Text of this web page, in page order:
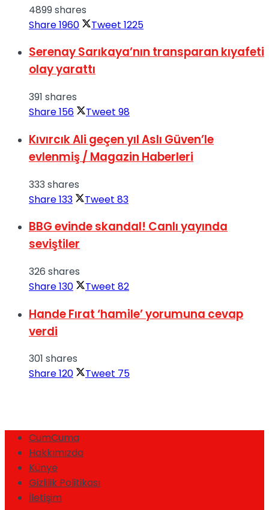
4899 shares
Share1960 Tweet 1225
Serenay Sarıkaya’nın transparan kıyafeti
olay yarattı
391 shares
Share156 Tweet 98
Kıvırcık Ali geçen yıl Aslı Güven’le
evlenmiş / Magazin Haberleri
333 shares
Share133 Tweet 83
BBG evinde skandal! Canlı yayında
seviştiler
326 shares
Share130 Tweet 82
Hande Fırat ‘hamile’ yorumuna cevap
verdi
301 shares
Share120 Tweet 75
CumCuma
Hakkımızda
Künye
Gizlilik Politikası
İletişim